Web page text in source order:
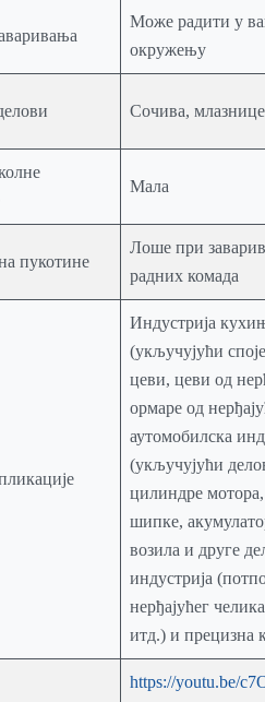
Може радити у
окружењу
Сочива,
Мала
пукотине
Лоше при
радних комада
Индустрија
(укључујући
цеви, цеви од
ормаре од
аутомобилска
(укључујући
цилиндре
шипке,
возила и друге
индустрија
нерђајућег
итд.) и прецизна
https://youtu.be/